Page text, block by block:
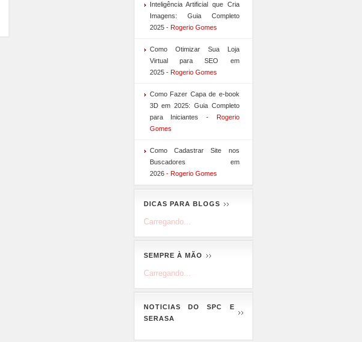
Inteligência Artificial que Cria
Imagens: Guia Completo
2025- Rogerio Gomes
Como Otimizar Sua Loja
Virtual para SEO em
2025- Rogerio Gomes
Como Fazer Capa de e-book
3D em 2025: Guia Completo
para Iniciantes - Rogerio
Gomes
Como Cadastrar Site nos
Buscadores em
2026- Rogerio Gomes
DICAS PARA BLOGS
Carregando...
SEMPRE À MÃO
Carregando...
NOTICIAS DO SPC E
SERASA